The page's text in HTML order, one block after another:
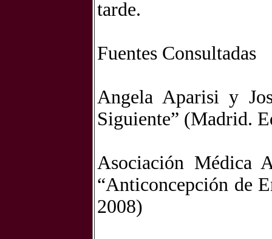
tarde.
Fuentes Consultadas
Angela Aparisi y
Siguiente” (Madrid.
Asociación Médica
“Anticoncepción de
2008)